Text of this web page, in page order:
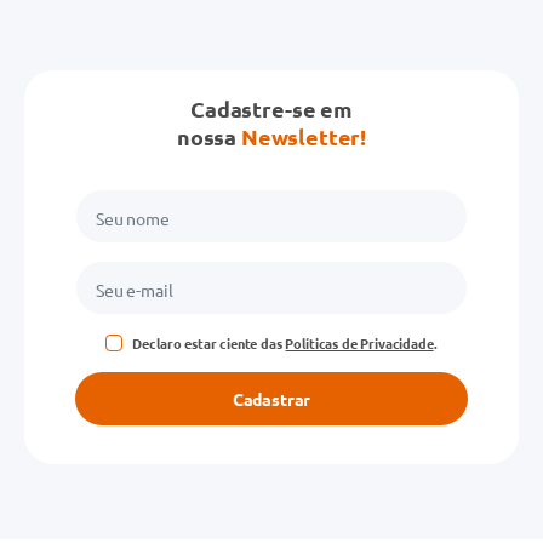
★★
Cadastre-se em
nossa Newsletter!
Declaro estar ciente dasPolíticas de Privacidade.
Cadastrar